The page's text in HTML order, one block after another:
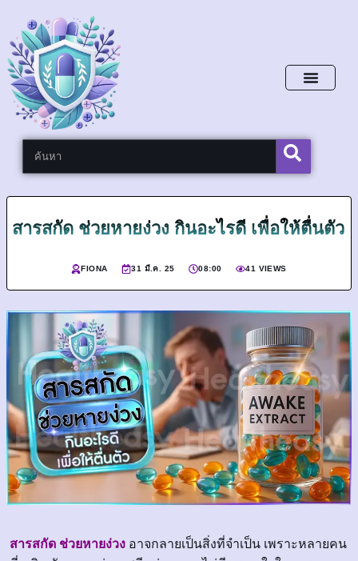
สารสกัด ช่วยหายง่วง กินอะไรดี เพื่อให้ตื่นตัว
FIONA 31 มี.ค. 25 08:00 41 VIEWS
สารสกัด ช่วยหายง่วง อาจกลายเป็นสิ่งที่จำเป็น เพราะหลายคน